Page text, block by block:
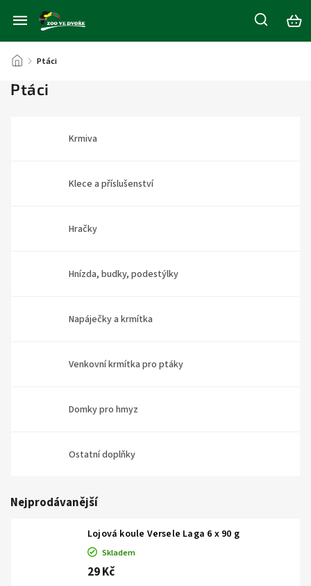
/ Ptáci
Ptáci
Krmiva
Klece a příslušenství
Hračky
Hnízda, budky, podestýlky
Napáječky a krmítka
Venkovní krmítka pro ptáky
Domky pro hmyz
Ostatní doplňky
Nejprodávanější
Lojová koule Versele Laga 6 x 90 g
Skladem
29 Kč